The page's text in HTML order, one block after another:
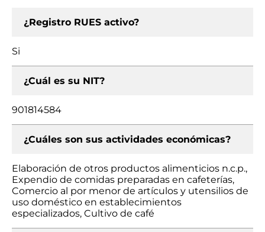
¿Registro RUES activo?
Si
¿Cuál es su NIT?
901814584
¿Cuáles son sus actividades económicas?
Elaboración de otros productos alimenticios n.c.p.,
Expendio de comidas preparadas en cafeterías,
Comercio al por menor de artículos y utensilios de
uso doméstico en establecimientos
especializados, Cultivo de café